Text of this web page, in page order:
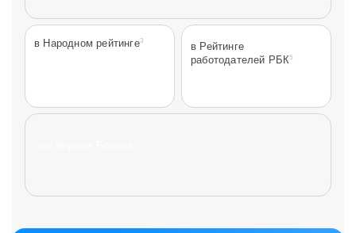
в Народном рейтинге3
в Рейтинге
работодателей РБК5